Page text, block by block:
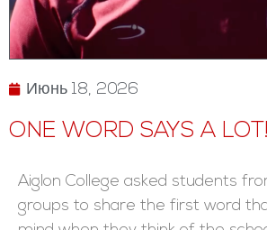
Июнь 18, 2026
ONE WORD SAYS A LOT!
Aiglon College asked students
groups to share the first word